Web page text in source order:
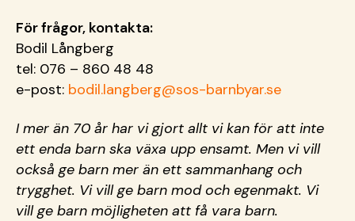
För frågor, kontakta:
Bodil Långberg
tel: 076 – 860 48 48
e-post: bodil.langberg@sos-barnbyar.se
I mer än 70 år har vi gjort allt vi kan för att inte
ett enda barn ska växa upp ensamt. Men vi vill
också ge barn mer än ett sammanhang och
trygghet. Vi vill ge barn mod och egenmakt. Vi
vill ge barn möjligheten att få vara barn.